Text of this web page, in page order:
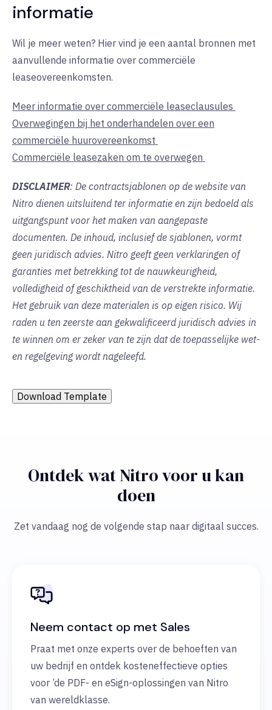
informatie
Wil je meer weten? Hier vind je een aantal bronnen met
aanvullende informatie over commerciële
leaseovereenkomsten.
Meer informatie over commerciële leaseclausules
Overwegingen bij het onderhandelen over een
commerciële huurovereenkomst
Commerciële leasezaken om te overwegen
DISCLAIMER: De contractsjablonen op de website van
Nitro dienen uitsluitend ter informatie en zijn bedoeld als
uitgangspunt voor het maken van aangepaste
documenten. De inhoud, inclusief de sjablonen, vormt
geen juridisch advies. Nitro geeft geen verklaringen of
garanties met betrekking tot de nauwkeurigheid,
volledigheid of geschiktheid van de verstrekte informatie.
Het gebruik van deze materialen is op eigen risico. Wij
raden u ten zeerste aan gekwalificeerd juridisch advies in
te winnen om er zeker van te zijn dat de toepasselijke wet-
en regelgeving wordt nageleefd.
Download Template
Ontdek wat Nitro voor u kan
doen
Zet vandaag nog de volgende stap naar digitaal succes.
Neem contact op met Sales
Praat met onze experts over de behoeften van
uw bedrijf en ontdek kosteneffectieve opties
voor ’de PDF- en eSign-oplossingen van Nitro
van wereldklasse.